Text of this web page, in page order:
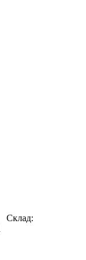
Склад: